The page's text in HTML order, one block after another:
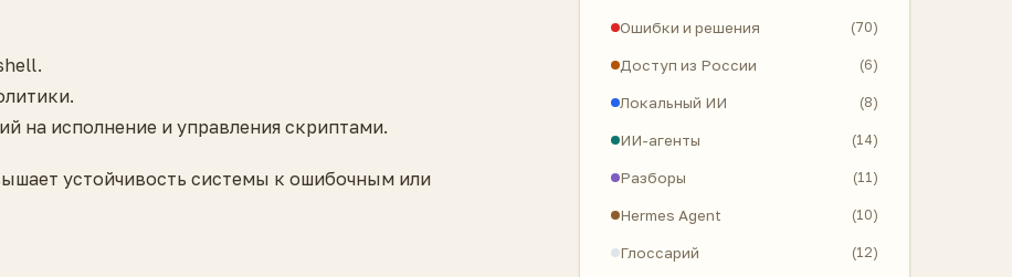
на исполнение и управления скриптами.
устойчивость системы к ошибочным или
Ошибки и решения (70)
Доступ из России (6)
Локальный ИИ (8)
ИИ-агенты (14)
Разборы (11)
Hermes Agent (10)
Глоссарий (12)